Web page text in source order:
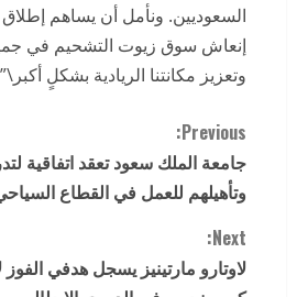
السعوديين. ونأمل أن يساهم إطلاق
إنعاش سوق زيوت التشحيم في
وتعزيز مكانتنا الريادية بشكلٍ
C
o
n
t
Previous:
جامعة الملك سعود تعقد اتفاقية
وتأهيلهم للعمل في القطاع
Next:
لاوتارو مارتينيز يسجل هدفي الفوز